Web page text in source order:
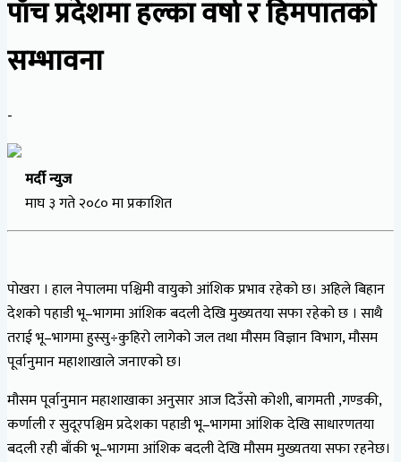
पाँच प्रदेशमा हल्का वर्षा र हिमपातको
सम्भावना
-
मर्दी न्युज
माघ ३ गते २०८० मा प्रकाशित
पोखरा । हाल नेपालमा पश्चिमी वायुको आंशिक प्रभाव रहेको छ। अहिले बिहान
देशको पहाडी भू–भागमा आंशिक बदली देखि मुख्यतया सफा रहेको छ । साथै
तराई भू–भागमा हुस्सु÷कुहिरो लागेको जल तथा मौसम विज्ञान विभाग, मौसम
पूर्वानुमान महाशाखाले जनाएको छ।
मौसम पूर्वानुमान महाशाखाका अनुसार आज दिउँसो कोशी, बागमती ,गण्डकी,
कर्णाली र सुदूरपश्चिम प्रदेशका पहाडी भू–भागमा आंशिक देखि साधारणतया
बदली रही बाँकी भू–भागमा आंशिक बदली देखि मौसम मुख्यतया सफा रहनेछ।